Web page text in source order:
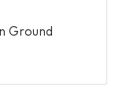
Ground